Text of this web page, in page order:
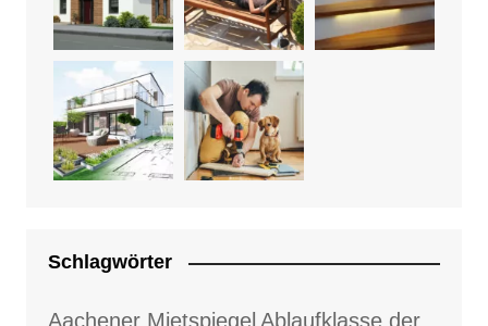
Schlagwörter
Aachener Mietspiegel Ablaufklasse der